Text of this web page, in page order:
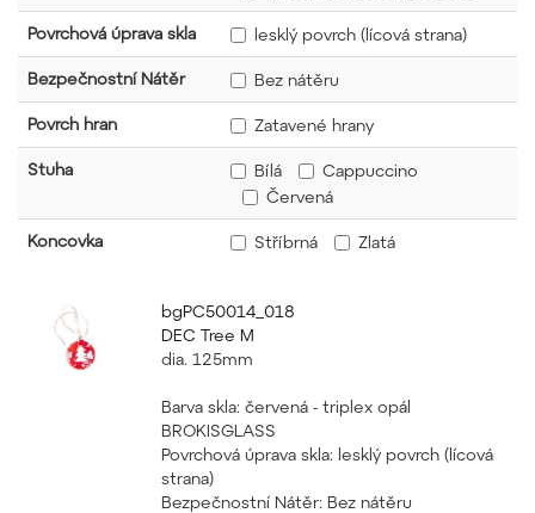
Povrchová úprava skla lesklý povrch (lícová strana)
Bezpečnostní Nátěr Bez nátěru
Povrch hran Zatavené hrany
Stuha Bílá
Cappuccino
Červená
Koncovka Stříbrná Zlatá
bgPC50014_018
DEC Tree M
dia. 125mm
Barva skla: červená - triplex opál
BROKISGLASS
Povrchová úprava skla: lesklý povrch (lícová
strana)
Bezpečnostní Nátěr: Bez nátěru